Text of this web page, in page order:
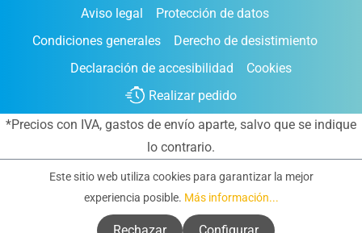
Aviso legal
Protección de datos
Condiciones generales
Derecho de desistimiento
Declaración de accesibilidad
Cookies
Realizar pedido
*Precios con IVA, gastos de envío aparte, salvo que se indique
lo contrario.
Este sitio web utiliza cookies para garantizar la mejor
experiencia posible. Más información...